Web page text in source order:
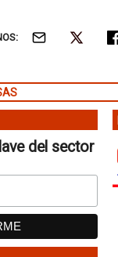
del sector